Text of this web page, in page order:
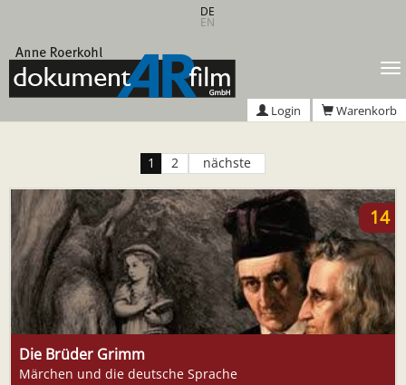
springen
DE
EN
Login Warenkorb
1 2 nächste
14
Die Brüder Grimm
Märchen und die deutsche Sprache